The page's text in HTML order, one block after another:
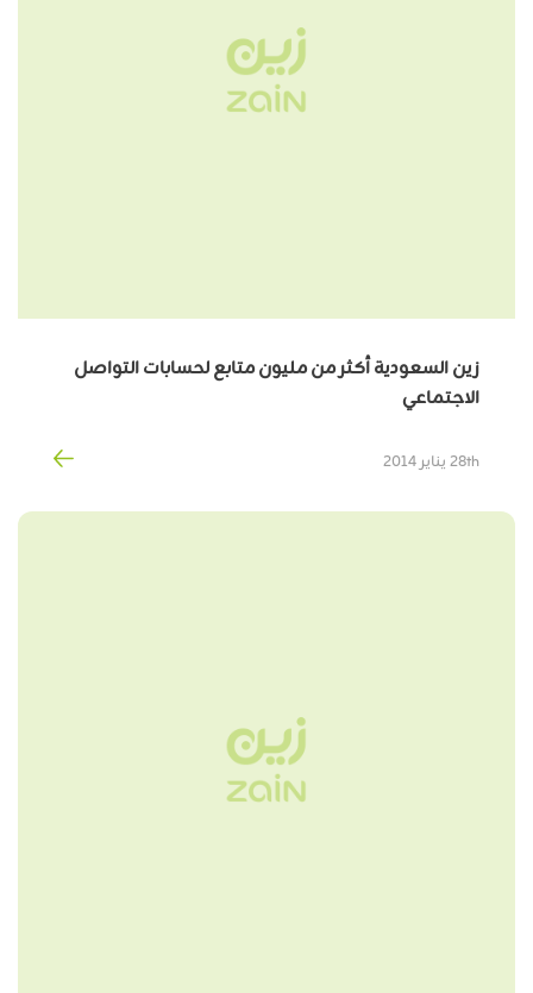
زين السعودية أكثر من مليون متابع لحسابات التواصل
الاجتماعي
28th يناير 2014